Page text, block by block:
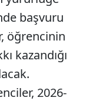
başvuru
öğrencinin
kazandığı
2026-